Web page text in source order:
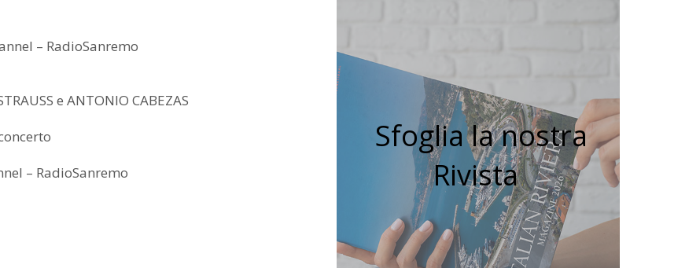
– RadioSanremo
e ANTONIO CABEZAS
– RadioSanremo
Sfoglia la nostra
Rivista